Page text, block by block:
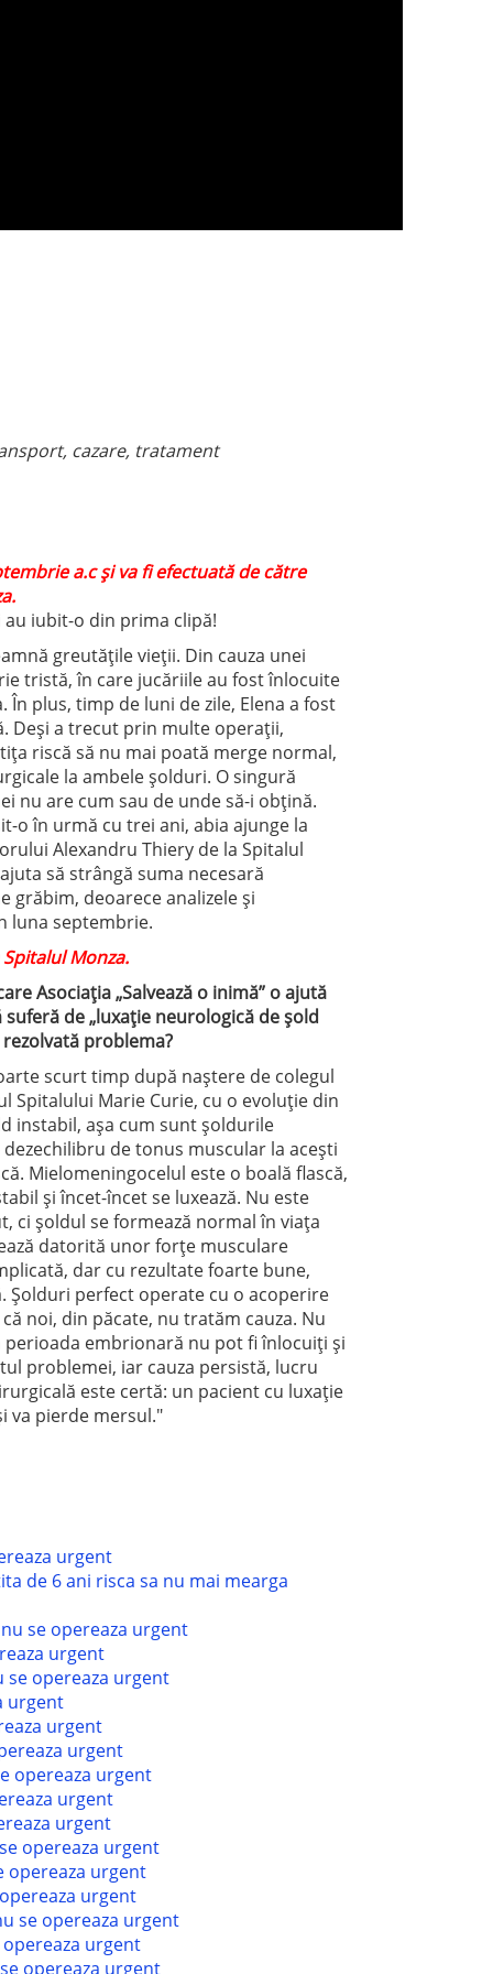
cazare, tratament
a.c și va fi efectuată de către
iubit-o din prima clipă!
greutățile vieții. Din cauza unei
tristă, în care jucăriile au fost înlocuite
plus, timp de luni de zile, Elena a fost
Deși a trecut prin multe operații,
riscă să nu mai poată merge normal,
la ambele șolduri. O singură
nu are cum sau de unde să-i obțină.
o în urmă cu trei ani, abia ajunge la
Alexandru Thiery de la Spitalul
să strângă suma necesară
grăbim, deoarece analizele și
luna septembrie.
Monza.
Asociația „Salvează o inimă” o ajută
de „luxație neurologică de șold
problema?
scurt timp după naștere de colegul
Spitalului Marie Curie, cu o evoluție din
instabil, așa cum sunt șoldurile
de tonus muscular la acești
Mielomeningocelul este o boală flască,
și încet-încet se luxează. Nu este
ci șoldul se formează normal în viața
datorită unor forțe musculare
dar cu rezultate foarte bune,
Șolduri perfect operate cu o acoperire
noi, din păcate, nu tratăm cauza. Nu
embrionară nu pot fi înlocuiți și
problemei, iar cauza persistă, lucru
este certă: un pacient cu luxație
va pierde mersul."
urgent
de 6 ani risca sa nu mai mearga
se opereaza urgent
urgent
se opereaza urgent
urgent
urgent
urgent
opereaza urgent
urgent
urgent
opereaza urgent
opereaza urgent
urgent
se opereaza urgent
opereaza urgent
opereaza urgent